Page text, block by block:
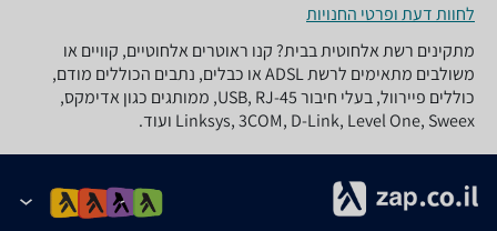
לחוות דעת ופרטי החנויות
מתקינים רשת אלחוטית בבית? קנו ראוטרים אלחוטיים, קוויים או
משולבים מתאימים לרשת ADSL או כבלים, נתבים הכוללים מודם,
כוללים פיירוול, בעלי חיבור USB, RJ-45, ממותגים כגון אדימקס,
Linksys, 3COM, D-Link, Level One, Sweex ועוד.